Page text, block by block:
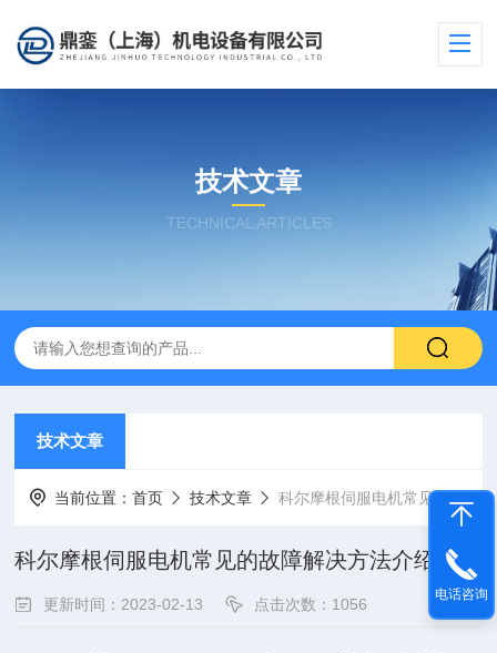
技术文章
TECHNICAL ARTICLES
技术文章
当前位置：首页 技术文章 科尔摩根伺服电机常见的故障解决方法介绍
科尔摩根伺服电机常见的故障解决方法介绍
更新时间：2023-02-13 点击次数：1056
电话咨询